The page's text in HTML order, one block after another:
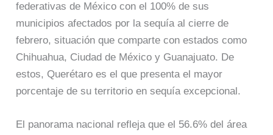
federativas de México con el 100% de sus
municipios afectados por la sequía al cierre de
febrero, situación que comparte con estados como
Chihuahua, Ciudad de México y Guanajuato. De
estos, Querétaro es el que presenta el mayor
porcentaje de su territorio en sequía excepcional.
El panorama nacional refleja que el 56.6% del área